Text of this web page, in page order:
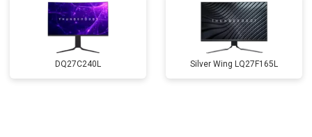
DQ27C240L Silver Wing LQ27F165L